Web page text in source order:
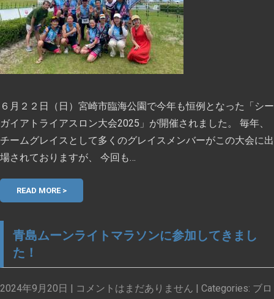
６月２２日（日）宮崎市臨海公園で今年も恒例となった「シー
ガイアトライアスロン大会2025」が開催されました。 毎年、
チームグレイスとして多くのグレイスメンバーがこの大会に出
場されておりますが、 今回も…
READ MORE >
青島ムーンライトマラソンに参加してきまし
た！
2024年9月20日 | コメントはまだありません | Categories: ブロ